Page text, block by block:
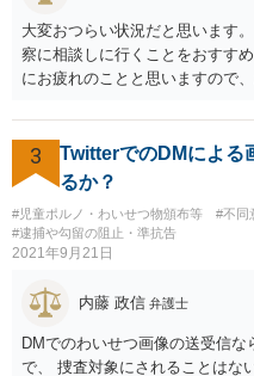
大変おつらい状況だと思います
察に相談しに行くことをおすす
にお疲れのことと思いますので
3
TwitterでのDMによる
るか？
#児童ポルノ・わいせつ物頒布等 #不同
#逮捕や勾留の阻止・準抗告
2021年9月21日
内藤 政信 弁護士
DMでのわいせつ画像の送受信
で、 捜査対象にされることはな